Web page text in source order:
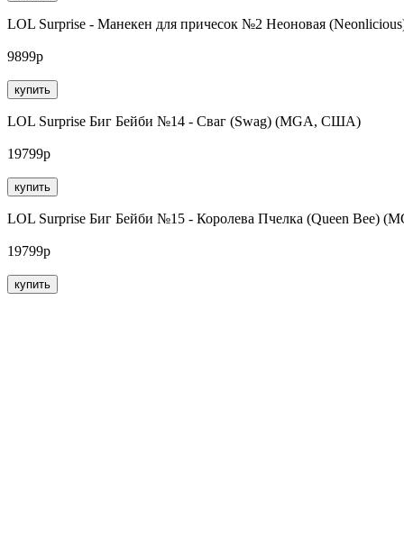
LOL Surprise - Манекен для причесок №2 Неоновая
9899р
купить
LOL Surprise Биг Бейби №14 - Сваг (Swag) (MGA, США)
19799р
купить
LOL Surprise Биг Бейби №15 - Королева Пчелка (Queen Bee)
19799р
купить